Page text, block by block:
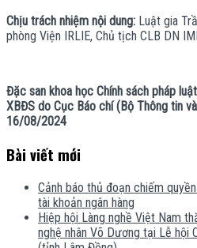
Chịu trách nhiệm nội dung: Luật gia
phòng Viện IRLIE, Chủ tịch CLB DN
Đặc san khoa học Chính sách pháp
XBĐS do Cục Báo chí (Bộ Thông tin
16/08/2024
Bài viết mới
Cảnh báo thủ đoạn chiếm
tài khoản ngân hàng
Hiệp hội Làng nghề Việt Nam
nghệ nhân Võ Dương tại Lễ hội